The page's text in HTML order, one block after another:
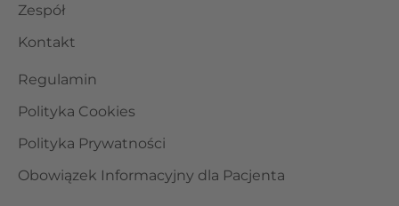
Zespół
Kontakt
Regulamin
Polityka Cookies
Polityka Prywatności
Obowiązek Informacyjny dla Pacjenta